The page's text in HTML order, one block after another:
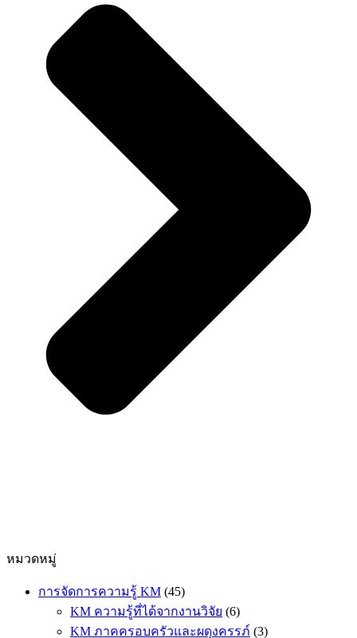
หมวดหมู่
การจัดการความรู้ KM (45)
KM ความรู้ที่ได้จากงานวิจัย (6)
KM ภาคครอบครัวและผดุงครรภ์ (3)